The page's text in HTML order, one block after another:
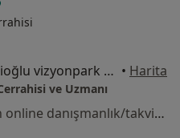
Yayla mah. Vatan CD Ekşioğlu vizyonpark sitesi A2 blok 72/4 Tuzla, İstanbul • Harita
ve Uzmanı
Bu uzman ilgili adres için online danışmanlık/takvim sunmuyor.